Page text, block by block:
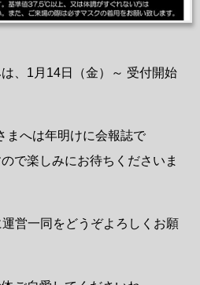
、1月14日（金）～ 受付開始
まへは年明けに会報誌で
で楽しみにお待ちくださいま
営一同をどうぞよろしくお願